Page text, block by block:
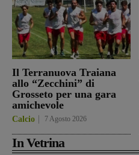
Il Terranuova Traiana
allo “Zecchini” di
Grosseto per una gara
amichevole
Calcio 7 Agosto 2026
In Vetrina